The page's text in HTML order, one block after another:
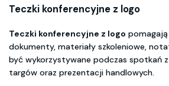
Teczki konferencyjne z logo
Teczki konferencyjne z logo
dokumenty, materiały szkoleniowe,
być wykorzystywane podczas spotkań
targów oraz prezentacji handlowych.